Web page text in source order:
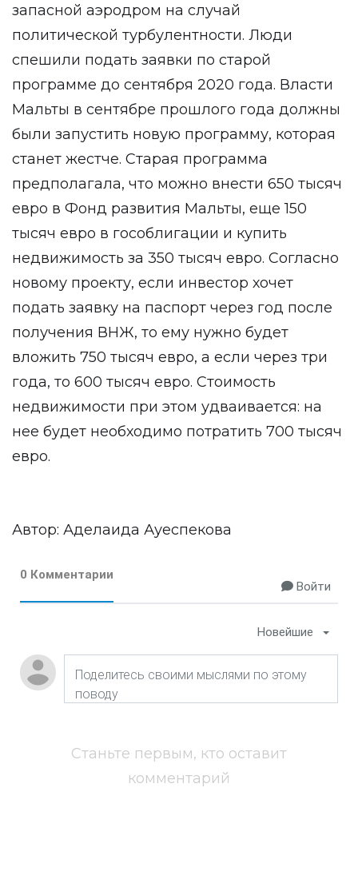
запасной аэродром на случай
политической турбулентности. Люди
спешили подать заявки по старой
программе до сентября 2020 года. Власти
Мальты в сентябре прошлого года должны
были запустить новую программу, которая
станет жестче. Старая программа
предполагала, что можно внести 650 тысяч
евро в Фонд развития Мальты, еще 150
тысяч евро в гособлигации и купить
недвижимость за 350 тысяч евро. Согласно
новому проекту, если инвестор хочет
подать заявку на паспорт через год после
получения ВНЖ, то ему нужно будет
вложить 750 тысяч евро, а если через три
года, то 600 тысяч евро. Стоимость
недвижимости при этом удваивается: на
нее будет необходимо потратить 700 тысяч
евро.
Автор: Аделаида Ауеспекова
0 Комментарии
Войти
Новейшие
Станьте первым, кто оставит
комментарий